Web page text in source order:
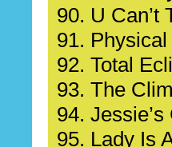
90. U Can’t
91. Physical
92. Total
93. The
94. Jessie’s
95. Lady Is